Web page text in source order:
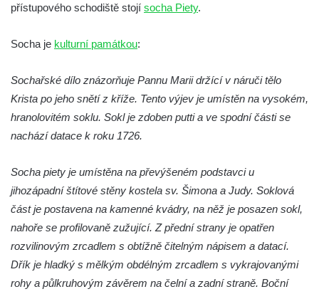
Socha Veledaněk v ZOO Hluboká
Socha Koroun bezzubý v ZOO Hluboká
Socha Medvěd jeskynní v ZOO Hluboká
Socha Mamutí lebka v ZOO Hluboká
Socha Mamut srstnatý v ZOO Hluboká
Socha Vydry si hrají v ZOO Hluboká
Socha Přátelství v ZOO Hluboká
Socha Matka příroda v ZOO Hluboká
Socha Lišky v ZOO Hluboká
Socha Kudlanka v ZOO Hluboká
Socha Vlčice s mládětem v ZOO Hluboká
přístupového schodiště stojí socha Piety.
Socha je kulturní památkou:
Sochařské dílo znázorňuje Pannu Marii držící v náruči tělo
Krista po jeho snětí z kříže. Tento výjev je umístěn na vysokém,
hranolovitém soklu. Sokl je zdoben putti a ve spodní části se
nachází datace k roku 1726.
Socha piety je umístěna na převýšeném podstavci u
jihozápadní štítové stěny kostela sv. Šimona a Judy. Soklová
část je postavena na kamenné kvádry, na něž je posazen sokl,
nahoře se profilovaně zužující. Z přední strany je opatřen
rozvilinovým zrcadlem s obtížně čitelným nápisem a datací.
Dřík je hladký s mělkým obdélným zrcadlem s vykrajovanými
rohy a půlkruhovým závěrem na čelní a zadní straně. Boční